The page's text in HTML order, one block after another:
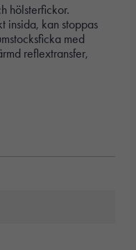
hölsterfickor.
insida, kan stoppas
med
reflextransfer,